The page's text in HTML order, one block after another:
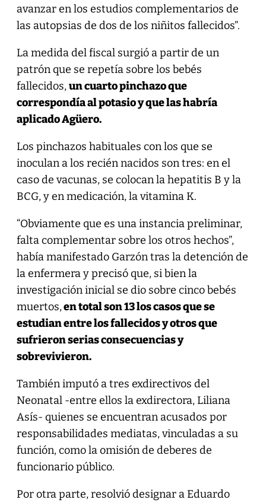
avanzar en los estudios complementarios de
las autopsias de dos de los niñitos fallecidos”.
La medida del fiscal surgió a partir de un
patrón que se repetía sobre los bebés
fallecidos,un cuarto pinchazo que
correspondía al potasio y que las habría
aplicado Agüero.
Los pinchazos habituales con los que se
inoculan a los recién nacidos son tres: en el
caso de vacunas, se colocan la hepatitis B y la
BCG, y en medicación, la vitamina K.
“Obviamente que es una instancia preliminar,
falta complementar sobre los otros hechos”,
había manifestado Garzón tras la detención de
la enfermera y precisó que, si bien la
investigación inicial se dio sobre cinco bebés
muertos,en total son 13 los casos que se
estudian entre los fallecidos y otros que
sufrieron serias consecuencias y
sobrevivieron.
También imputó a tres exdirectivos del
Neonatal -entre ellos la exdirectora, Liliana
Asís- quienes se encuentran acusados por
responsabilidades mediatas, vinculadas a su
función, como la omisión de deberes de
funcionario público.
Por otra parte, resolvió designar a Eduardo